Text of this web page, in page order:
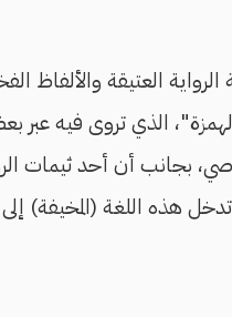
العتيقة والألفاظ
الهمزة"، الذي تروى فيه
بجانب أن أحد ثيمات
هذه اللغة (المخيفة)